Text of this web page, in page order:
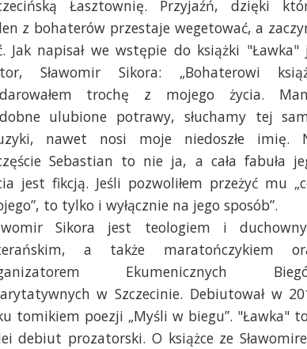
Łasztownię. Przyjaźń, dzięki
z bohaterów przestaje wegetować, a
Jak napisał we wstępie do książki "Ławka"
Sławomir Sikora: „Bohaterowi
trochę z mojego życia.
ulubione potrawy, słuchamy tej
nawet nosi moje niedoszłe imię.
Sebastian to nie ja, a cała fabuła
jest fikcją. Jeśli pozwoliłem przeżyć mu
to tylko i wyłącznie na jego sposób”.
Sikora jest teologiem i
a także maratończykiem
Ekumenicznych
w Szczecinie. Debiutował w
tomikiem poezji „Myśli w biegu”. "Ławka"
debiut prozatorski. O książce ze